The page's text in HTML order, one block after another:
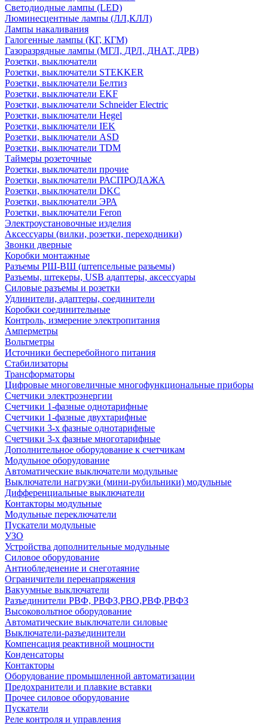
Светодиодные лампы (LED)
Люминесцентные лампы (ЛЛ,КЛЛ)
Лампы накаливания
Галогенные лампы (КГ, КГМ)
Газоразрядные лампы (МГЛ, ДРЛ, ДНАТ, ДРВ)
Розетки, выключатели
Розетки, выключатели STEKKER
Розетки, выключатели Белтиз
Розетки, выключатели EKF
Розетки, выключатели Schneider Electric
Розетки, выключатели Hegel
Розетки, выключатели IEK
Розетки, выключатели ASD
Розетки, выключатели TDM
Таймеры розеточные
Розетки, выключатели прочие
Розетки, выключатели РАСПРОДАЖА
Розетки, выключатели DKC
Розетки, выключатели ЭРА
Розетки, выключатели Feron
Электроустановочные изделия
Аксессуары (вилки, розетки, переходники)
Звонки дверные
Коробки монтажные
Разъемы РШ-ВШ (штепсельные разьемы)
Разъемы, штекеры, USB адаптеры, аксессуары
Силовые разъемы и розетки
Удлинители, адаптеры, соединители
Коробки соединительные
Контроль, измерение электропитания
Амперметры
Вольтметры
Источники бесперебойного питания
Стабилизаторы
Трансформаторы
Цифровые многовеличные многофункциональные приборы
Счетчики электроэнергии
Счетчики 1-фазные однотарифные
Счетчики 1-фазные двухтарифные
Счетчики 3-х фазные однотарифные
Счетчики 3-х фазные многотарифные
Дополнительное оборудование к счетчикам
Модульное оборудование
Автоматические выключатели модульные
Выключатели нагрузки (мини-рубильники) модульные
Дифференциальные выключатели
Контакторы модульные
Модульные переключатели
Пускатели модульные
УЗО
Устройства дополнительные модульные
Силовое оборудование
Антиобледенение и снеготаяние
Ограничители перенапряжения
Вакуумные выключатели
Разъединители РВФ, РВФЗ,РВО,РВФ,РВФЗ
Высоковольтное оборудование
Автоматические выключатели cиловые
Выключатели-разъединители
Компенсация реактивной мощности
Конденсаторы
Контакторы
Оборудование промышленной автоматизации
Предохранители и плавкие вставки
Прочее силовое оборудование
Пускатели
Реле контроля и управления